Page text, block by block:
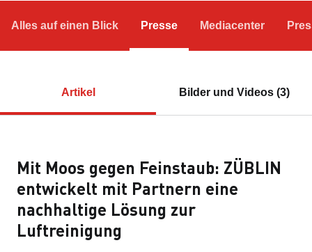
Alles auf einen Blick Presse Mediacenter
Artikel Bilder und Videos (3)
Mit Moos gegen Feinstaub: ZÜBLIN
entwickelt mit Partnern eine
nachhaltige Lösung zur
Luftreinigung